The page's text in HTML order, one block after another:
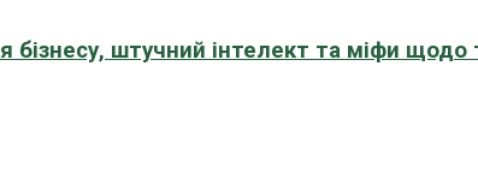
штучний інтелект та міфи щодо